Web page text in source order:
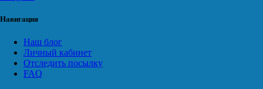
Навигация
Наш блог
Личный кабинет
Отследить посылку
FAQ